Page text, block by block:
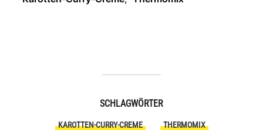
SCHLAGWÖRTER
KAROTTEN-CURRY-CREME THERMOMIX